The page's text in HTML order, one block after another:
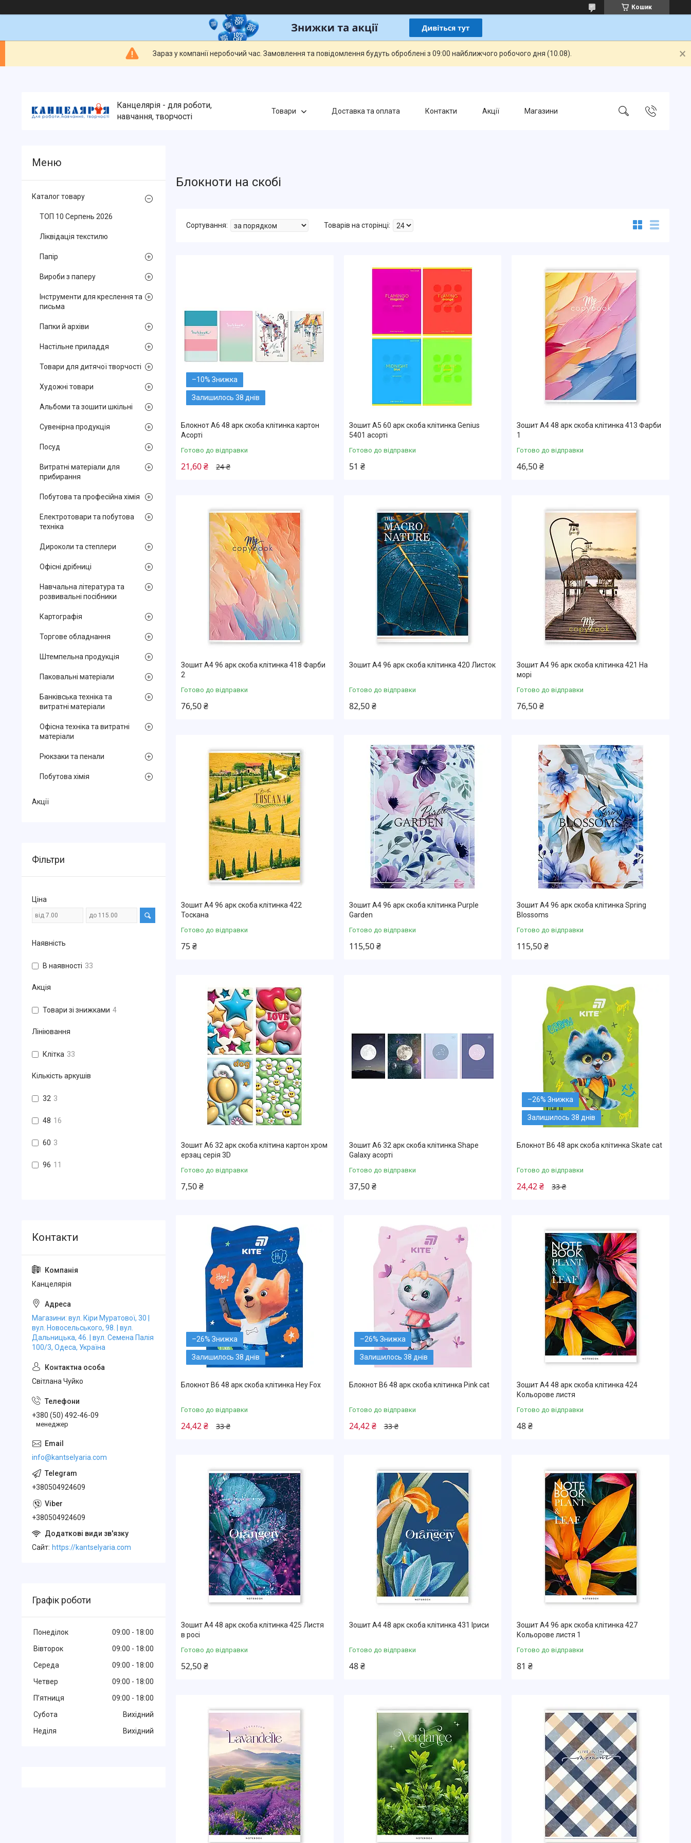
Кошик
Зараз у компанії неробочий час. Замовлення та повідомлення будуть оброблені з 09:00 найближчого робочого дня (10.08).
Канцелярія - для роботи,
навчання, творчості
Товари Доставка та оплата Контакти Акції Магазини
Блокноти на скобі
–10%
Залишилось 38 днів
Блокнот А6 48 арк скоба клітинка картон
Асорті
Готово до відправки
24 ₴
21,60 ₴
Зошит А5 60 арк скоба клітинка Genius
5401 асорті
Готово до відправки
51 ₴
Зошит А4 48 арк скоба клітинка 413 Фарби
1
Готово до відправки
46,50 ₴
Зошит А4 96 арк скоба клітинка 418 Фарби
2
Готово до відправки
76,50 ₴
Зошит А4 96 арк скоба клітинка 420 Листок
Готово до відправки
82,50 ₴
Зошит А4 96 арк скоба клітинка 421 На
морі
Готово до відправки
76,50 ₴
Зошит А4 96 арк скоба клітинка 422
Тоскана
Готово до відправки
75 ₴
Зошит А4 96 арк скоба клітинка Purple
Garden
Готово до відправки
115,50 ₴
Зошит А4 96 арк скоба клітинка Spring
Blossoms
Готово до відправки
115,50 ₴
Зошит А6 32 арк скоба клітина картон хром
ерзац серія 3D
Готово до відправки
7,50 ₴
Зошит А6 32 арк скоба клітинка Shape
Galaxy асорті
Готово до відправки
37,50 ₴
–26%
Залишилось 38 днів
Блокнот В6 48 арк скоба клітинка Skate cat
Готово до відправки
33 ₴
24,42 ₴
–26%
Залишилось 38 днів
Блокнот В6 48 арк скоба клітинка Hey Fox
Готово до відправки
33 ₴
24,42 ₴
–26%
Залишилось 38 днів
Блокнот В6 48 арк скоба клітинка Pink cat
Готово до відправки
33 ₴
24,42 ₴
Зошит А4 48 арк скоба клітинка 424
Кольорове листя
Готово до відправки
48 ₴
Зошит А4 48 арк скоба клітинка 425 Листя
в росі
Готово до відправки
52,50 ₴
Зошит А4 48 арк скоба клітинка 431 Іриси
Готово до відправки
48 ₴
Зошит А4 96 арк скоба клітинка 427
Кольорове листя 1
Готово до відправки
81 ₴
Каталог товару
ТОП 10 Серпень 2026
Ліквідація текстилю
Папір
Вироби з паперу
Інструменти для креслення та
письма
Папки й архіви
Настільне приладдя
Товари для дитячої творчості
Художні товари
Альбоми та зошити шкільні
Сувенірна продукція
Посуд
Витратні матеріали для
прибирання
Побутова та професійна хімія
Електротовари та побутова
техніка
Дироколи та степлери
Офісні дрібниці
Навчальна література та
розвивальні посібники
Картографія
Торгове обладнання
Штемпельна продукція
Паковальні матеріали
Банківська техніка та
витратні матеріали
Офісна техніка та витратні
матеріали
Рюкзаки та пенали
Побутова хімія
Акції
Фільтри
Ціна
Наявність
В наявності 33
Акція
Товари зі знижками 4
Лініювання
Клітка 33
Кількість аркушів
32 3
48 16
60 3
96 11
Канцелярiя
Магазини: вул. Кіри Муратової, 30 |
вул. Новосельського, 98. | вул.
Дальницька, 46. | вул. Семена Палія
100/3, Одеса, Україна
Свiтлана Чуйко
+380 (50) 492-46-09
менеджер
info@kantselyaria.com
+380504924609
+380504924609
Cайт https://kantselyaria.com
Графік роботи
Понеділок 09:00
18:00
Вівторок
09:00
18:00
Середа
09:00
18:00
Четвер
09:00
18:00
Пʼятниця
09:00
18:00
Субота
Вихідний
Неділя
Вихідний